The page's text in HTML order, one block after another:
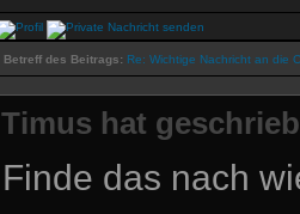
Betreff des Beitrags: Re: Wichtige Nachricht an die
Timus hat
Finde das nach